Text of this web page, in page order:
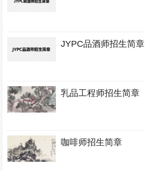
JYPC品酒师招生简章
乳品工程师招生简章
咖啡师招生简章